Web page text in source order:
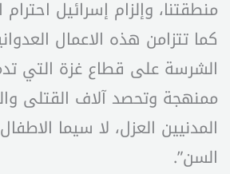
منطقتنا، وإلزام إسرائيل
كما تتزامن هذه الاعمال
الشرسة على قطاع غزة التي
ممنهجة وتحصد آلاف القتلى
المدنيين العزل، لا سيما
السن”.